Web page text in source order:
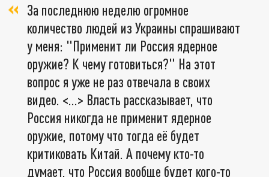
За последнюю неделю огромное
количество людей из Украины спрашивают
у меня: "Применит ли Россия ядерное
оружие? К чему готовиться?" На этот
вопрос я уже не раз отвечала в своих
видео. <...> Власть рассказывает, что
Россия никогда не применит ядерное
оружие, потому что тогда её будет
критиковать Китай. А почему кто-то
думает, что Россия вообще будет кого-то